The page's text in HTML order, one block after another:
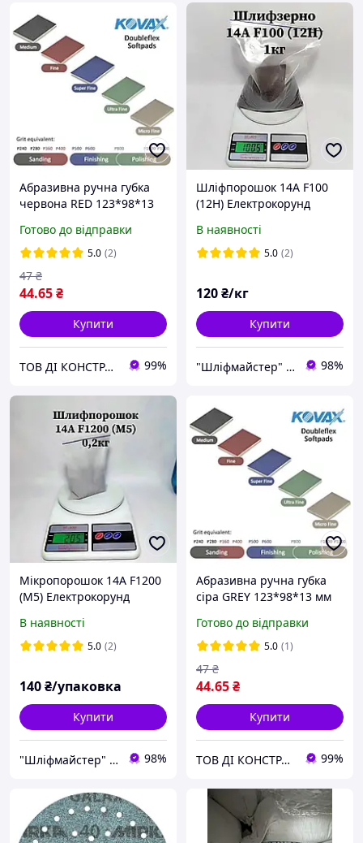
Абразивна ручна губка
червона RED 123*98*13
Готово до відправки
5.0 (2)
44.65₴
47 ₴
Купити
ТОВ ДІ КОНСТРАКШН 99%
Шліфпорошок 14А F100
(12Н) Електрокорунд
В наявності
5.0 (2)
120₴/кг
Купити
"Шліфмайстер" Інтернет-магазин 98%
Мікропорошок 14А F1200
(М5) Електрокорунд
В наявності
5.0 (2)
140₴/упаковка
Купити
"Шліфмайстер" Інтернет-магазин 98%
Абразивна ручна губка
сіра GREY 123*98*13 мм
Готово до відправки
5.0 (1)
44.65₴
47 ₴
Купити
ТОВ ДІ КОНСТРАКШН 99%